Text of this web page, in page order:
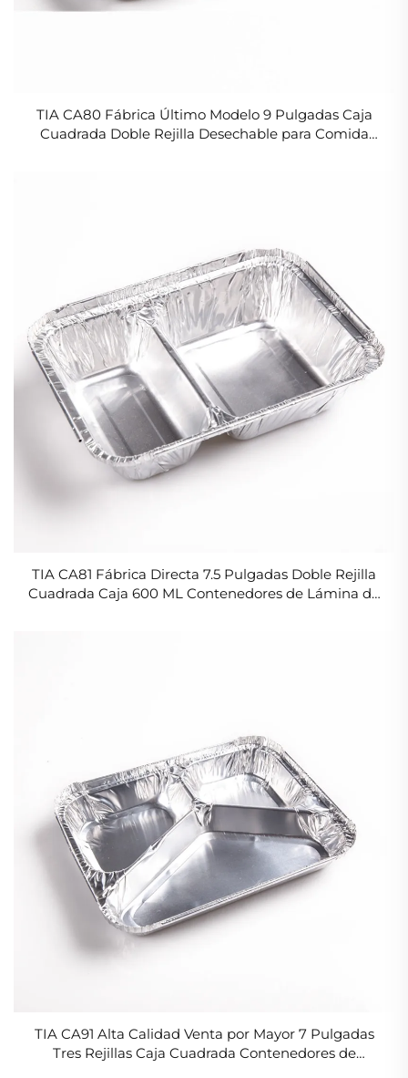
TIA CA80 Fábrica Último Modelo 9 Pulgadas Caja
Cuadrada Doble Rejilla Desechable para Comida
TIA CA81 Fábrica Directa 7.5 Pulgadas Doble Rejilla
Cuadrada Caja 600 ML Contenedores de Lámina de
TIA CA91 Alta Calidad Venta por Mayor 7 Pulgadas
Tres Rejillas Caja Cuadrada Contenedores de